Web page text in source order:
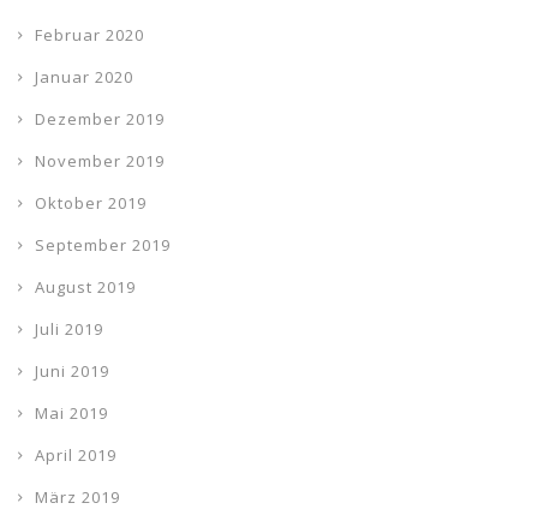
Februar 2020
Januar 2020
Dezember 2019
November 2019
Oktober 2019
September 2019
August 2019
Juli 2019
Juni 2019
Mai 2019
April 2019
März 2019